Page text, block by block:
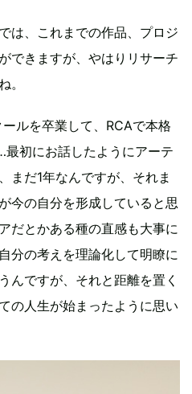
は、これまでの作品、プロジ
できますが、やはりリサーチ
。
ルを卒業して、RCAで本格
初にお話したようにアーテ
まだ1年なんですが、それま
今の自分を形成していると思
だとかある種の直感も大事に
分の考えを理論化して明瞭に
んですが、それと距離を置く
の人生が始まったように思い